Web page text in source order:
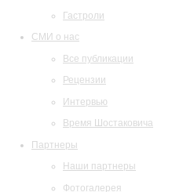
Гастроли
СМИ о нас
Все публикации
Рецензии
Интервью
Время Шостаковича
Партнеры
Наши партнеры
Фотогалерея